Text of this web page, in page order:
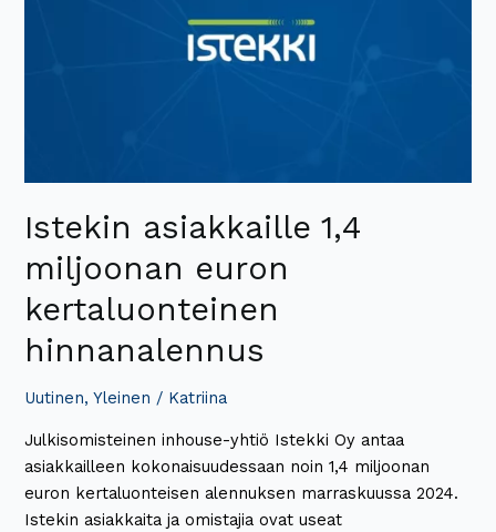
Istekin asiakkaille 1,4
miljoonan euron
kertaluonteinen
hinnanalennus
Uutinen,Yleinen / Katriina
Julkisomisteinen inhouse-yhtiö Istekki Oy antaa
asiakkailleen kokonaisuudessaan noin 1,4 miljoonan
euron kertaluonteisen alennuksen marraskuussa 2024.
Istekin asiakkaita ja omistajia ovat useat